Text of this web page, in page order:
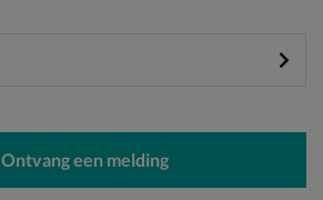
Ontvang een melding